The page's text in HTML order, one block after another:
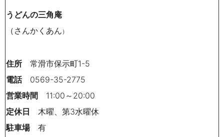
うどんの三角庵
（さんかくあん ）
住所 常滑市保示町1-5
電話 0569-35-2775
営業時間 11:00～20:00
定休日 木曜、第3水曜休
駐車場有